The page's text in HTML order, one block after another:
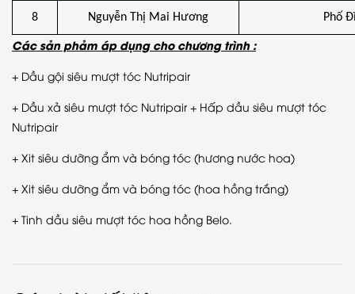
8 Nguyễn Thị Mai Hương Phố
Các sản phẩm áp dụng cho chương trình :
+ Dầu gội siêu mượt tóc Nutripair
+ Dầu xả siêu mượt tóc Nutripair + Hấp dầu siêu mượt tóc
Nutripair
+ Xit siêu dưỡng ẩm và bóng tóc (hương nước hoa)
+ Xit siêu dưỡng ẩm và bóng tóc (hoa hồng trắng)
+ Tinh dầu siêu mượt tóc hoa hồng Belo.